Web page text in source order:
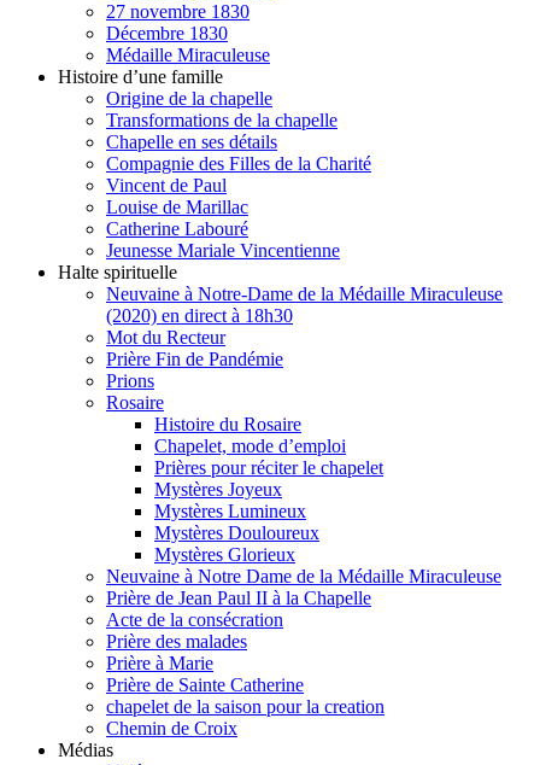
27 novembre 1830
Décembre 1830
Médaille Miraculeuse
Histoire d’une famille
Origine de la chapelle
Transformations de la chapelle
Chapelle en ses détails
Compagnie des Filles de la Charité
Vincent de Paul
Louise de Marillac
Catherine Labouré
Jeunesse Mariale Vincentienne
Halte spirituelle
Neuvaine à Notre-Dame de la Médaille Miraculeuse
(2020) en direct à 18h30
Mot du Recteur
Prière Fin de Pandémie
Prions
Rosaire
Histoire du Rosaire
Chapelet, mode d’emploi
Prières pour réciter le chapelet
Mystères Joyeux
Mystères Lumineux
Mystères Douloureux
Mystères Glorieux
Neuvaine à Notre Dame de la Médaille Miraculeuse
Prière de Jean Paul II à la Chapelle
Acte de la consécration
Prière des malades
Prière à Marie
Prière de Sainte Catherine
chapelet de la saison pour la creation
Chemin de Croix
Médias